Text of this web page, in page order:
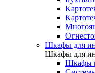
Шкафы для
Шкафы для
Шкафы